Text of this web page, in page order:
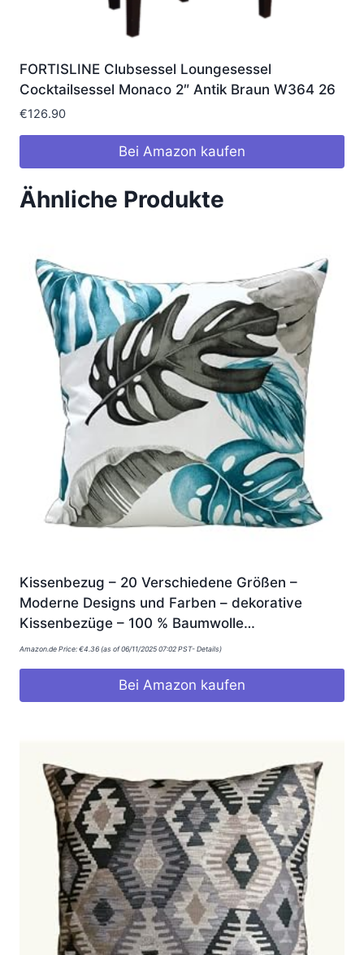
FORTISLINE Clubsessel Loungesessel
Cocktailsessel Monaco 2″ Antik Braun W364 26
€126.90
Bei Amazon kaufen
Ähnliche Produkte
Kissenbezug – 20 Verschiedene Größen –
Moderne Designs und Farben – dekorative
Kissenbezüge – 100 % Baumwolle…
Amazon.de Price: €4.36 (as of 06/11/2025 07:02 PST- Details )
Bei Amazon kaufen